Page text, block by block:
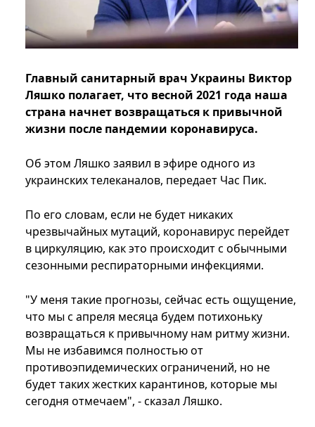
Главный санитарный врач Украины Виктор
Ляшко полагает, что весной 2021 года наша
страна начнет возвращаться к привычной
жизни после пандемии коронавируса.
Об этом Ляшко заявил в эфире одного из
украинских телеканалов, передает Час Пик.
По его словам, если не будет никаких
чрезвычайных мутаций, коронавирус перейдет
в циркуляцию, как это происходит с обычными
сезонными респираторными инфекциями.
"У меня такие прогнозы, сейчас есть ощущение,
что мы с апреля месяца будем потихоньку
возвращаться к привычному нам ритму жизни.
Мы не избавимся полностью от
противоэпидемических ограничений, но не
будет таких жестких карантинов, которые мы
сегодня отмечаем", - сказал Ляшко.